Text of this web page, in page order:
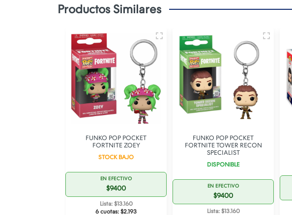
Productos Similares
FUNKO POP POCKET
FORTNITE ZOEY
STOCK BAJO
EN EFECTIVO
$9400
Lista: $13.160
6 cuotas: $2.193
FUNKO POP POCKET
FORTNITE TOWER RECON
SPECIALIST
DISPONIBLE
EN EFECTIVO
$9400
Lista: $13.160